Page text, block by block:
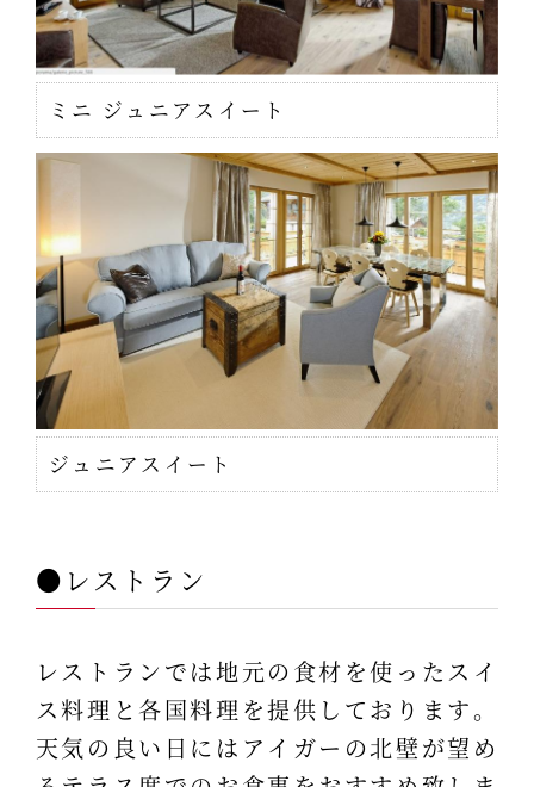
ミニ ジュニアスイート
ジュニアスイート
●レストラン
レストランでは地元の食材を使ったスイ
ス料理と各国料理を提供しております。
天気の良い日にはアイガーの北壁が望め